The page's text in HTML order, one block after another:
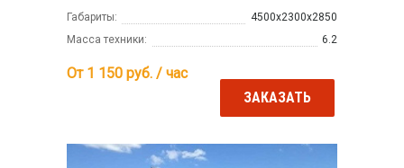
Габариты:
4500х2300х2850
Масса техники:
6.2
От 1 150 руб. / час
ЗАКАЗАТЬ